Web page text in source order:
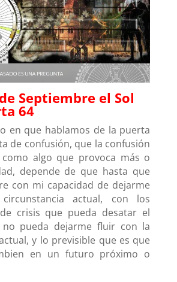
Septiembre el Sol
64
en que hablamos de la puerta
de confusión, que la confusión
algo que provoca más o
depende de que hasta que
con mi capacidad de dejarme
actual, con los
crisis que pueda desatar el
pueda dejarme fluir con la
y lo previsible que es que
en un futuro próximo o